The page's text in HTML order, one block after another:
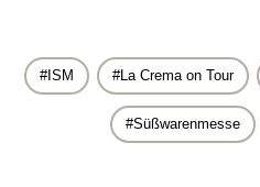
ISM La Crema on Tour
Süßwarenmesse